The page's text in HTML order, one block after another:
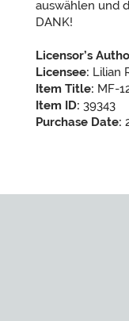
auswählen und
DANK!
Licensor’s
Licensee: Lilian
Item Title: MF-
Item ID: 39343
Purchase Date: